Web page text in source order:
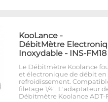
KooLance -
DébitMètre
Inoxydable - INS-FM18
Le Débitmètre Koolance
et électronique de débit
refroidissement.
filetage 1/4". L'adaptateur
Débitmètre Koolance ADT-